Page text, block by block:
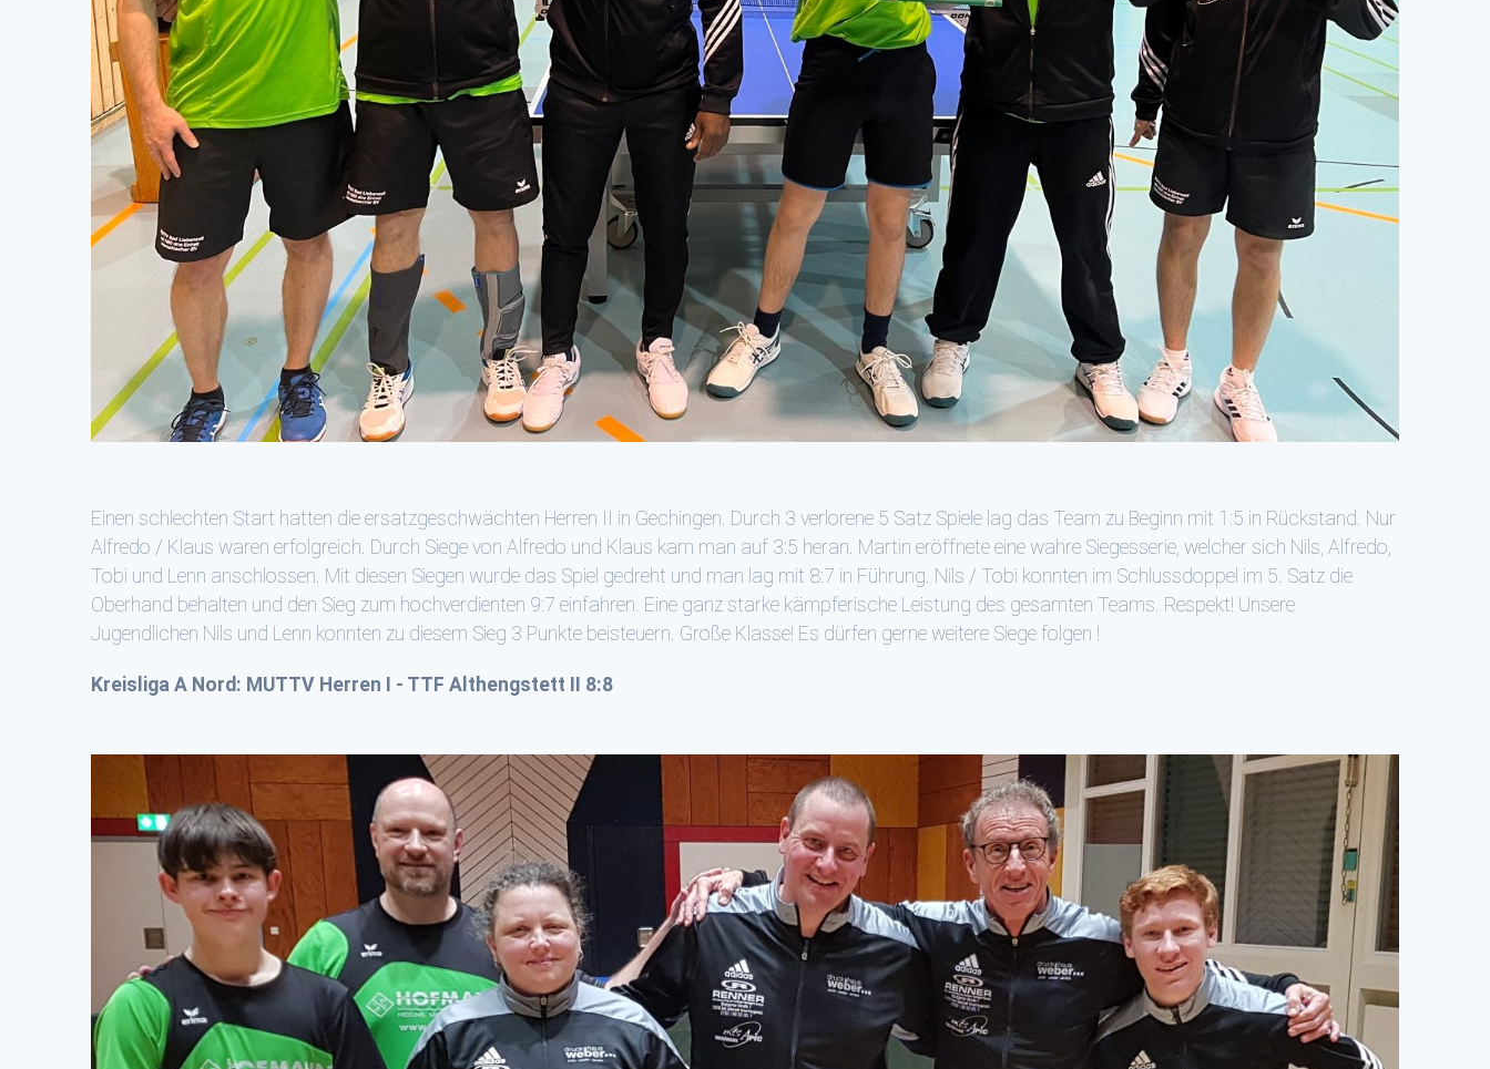
Einen schlechten Start hatten die ersatzgeschwächten Herren II in Gechingen. Durch 3 verlorene 5 Satz Spiele lag das Team zu Beginn mit 1:5 in Rückstand. Nur
Alfredo / Klaus waren erfolgreich. Durch Siege von Alfredo und Klaus kam man auf 3:5 heran. Martin eröffnete eine wahre Siegesserie, welcher sich Nils, Alfredo,
Tobi und Lenn anschlossen. Mit diesen Siegen wurde das Spiel gedreht und man lag mit 8:7 in Führung. Nils / Tobi konnten im Schlussdoppel im 5. Satz die
Oberhand behalten und den Sieg zum hochverdienten 9:7 einfahren. Eine ganz starke kämpferische Leistung des gesamten Teams. Respekt! Unsere
Jugendlichen Nils und Lenn konnten zu diesem Sieg 3 Punkte beisteuern. Große Klasse! Es dürfen gerne weitere Siege folgen !
Kreisliga A Nord: MUTTV Herren I - TTF Althengstett II 8:8